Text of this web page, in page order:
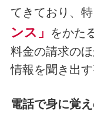
てきており、
ンス」
をかた
料金の請求の
情報を聞き出す
電話で身に覚